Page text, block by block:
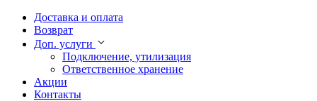
Доставка и оплата
Возврат
Доп. услуги
Подключение, утилизация
Ответственное хранение
Акции
Контакты